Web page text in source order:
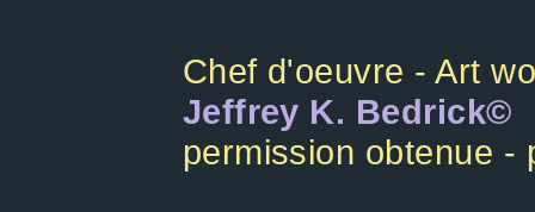
Chef d'oeuvre - Art
Jeffrey K. Bedrick©
permission obtenue -